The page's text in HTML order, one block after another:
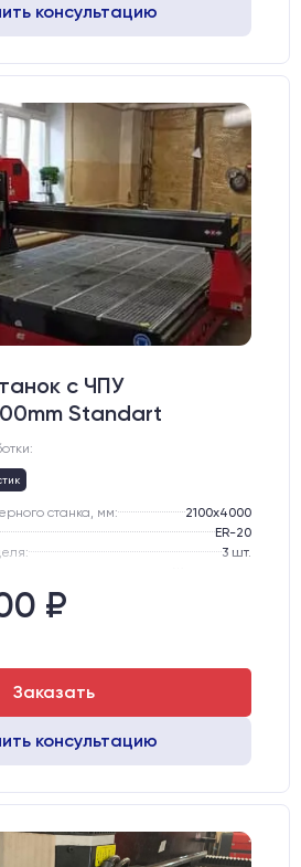
консультацию
с ЧПУ
Standart
станка, мм:
2100х4000
ER-20
3 шт.
₽
Заказать
консультацию